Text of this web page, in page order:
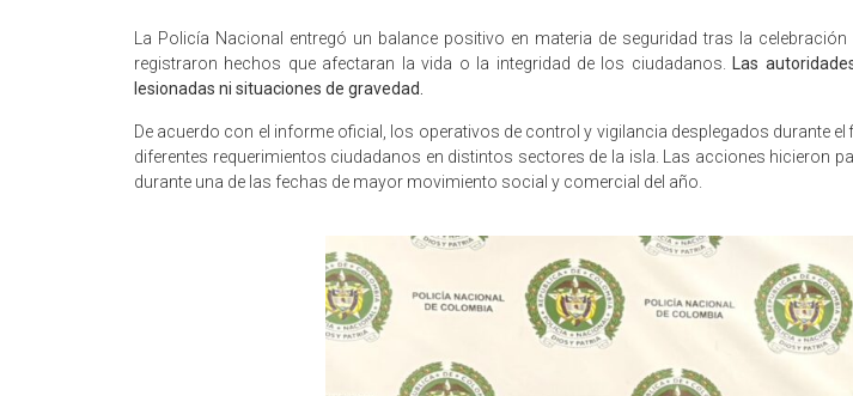
La Policía Nacional entregó un balance positivo en materia de seguridad tras la
registraron hechos que afectaran la vida o la integridad de los ciudadanos. Las
lesionadas ni situaciones de gravedad.
De acuerdo con el informe oficial, los operativos de control y vigilancia desplegados durante
diferentes requerimientos ciudadanos en distintos sectores de la isla. Las acciones hicieron
durante una de las fechas de mayor movimiento social y comercial del año.